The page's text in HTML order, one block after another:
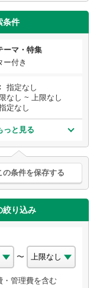
条件
ーマ・特集
ー付き
指定なし
なし ~ 上限なし
定なし
っと見る
の条件を保存する
絞り込み
〜
・管理費を含む